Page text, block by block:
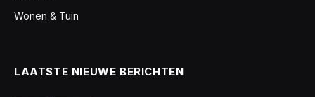
Wonen & Tuin
LAATSTE NIEUWE BERICHTEN